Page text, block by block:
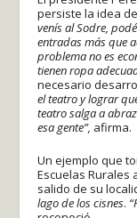
persiste la idea
venís al Sodre,
entradas más que
problema no es
tienen ropa
necesario
el teatro y lograr
teatro salga a
esa gente”, afirma.
Un ejemplo que
Escuelas Rurales
salido de su
lago de los cisnes.